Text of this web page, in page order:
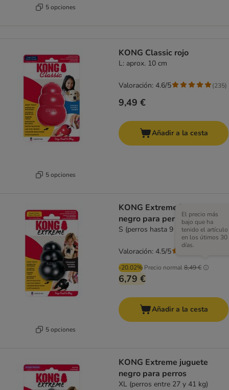
5 opciones
5 opciones
KONG Classic rojo
L: aprox. 10 cm
9,49 €
Valoración: 4.6/5 (235)
Añadir a la cesta
5 opciones
KONG Extreme juguete
negro para perros
S (perros hasta 9 kg)
-20.02% Precio normal8,49 €
El precio más
bajo que ha
tenido el artículo
en los útimos 30
días.
6,79 €
Valoración: 4.5/5
Añadir a la cesta
KONG Extreme juguete
negro para perros
XL (perros entre 27 y 41 kg)